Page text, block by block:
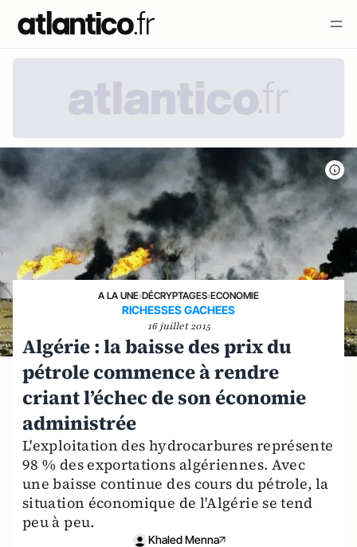
A LA UNE›DÉCRYPTAGES›ECONOMIE
RICHESSES GACHEES
16 juillet 2015
Algérie : la baisse des prix du
pétrole commence à rendre
criant l’échec de son économie
administrée
L'exploitation des hydrocarbures représente
98 % des exportations algériennes. Avec
une baisse continue des cours du pétrole, la
situation économique de l'Algérie se tend
peu à peu.
Khaled Menna